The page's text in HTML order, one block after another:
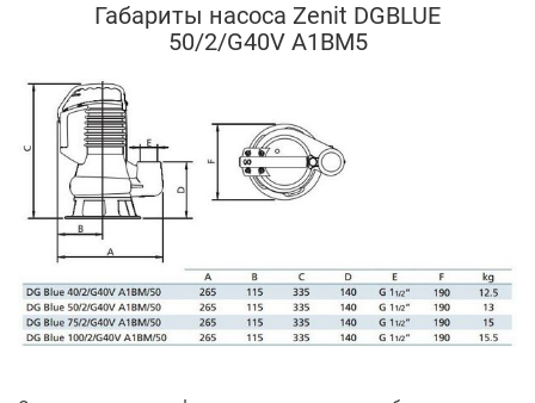
Габариты насоса Zenit DGBLUE
50/2/G40V A1BM5